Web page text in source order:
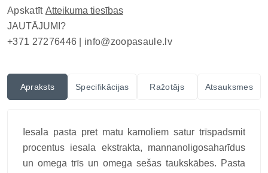
Apskatīt Atteikuma tiesības
JAUTĀJUMI?
+371 27276446 | info@zoopasaule.lv
Apraksts Specifikācijas Ražotājs Atsauksmes
Iesala pasta pret matu kamoliem satur trīspadsmit
procentus iesala ekstrakta, mannanoligosaharīdus
un omega trīs un omega sešas taukskābes. Pasta